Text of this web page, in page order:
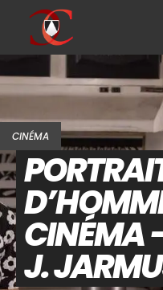
CINÉMA
CINÉMA
J.